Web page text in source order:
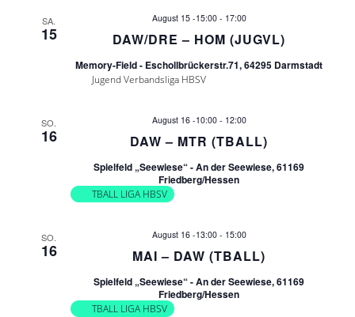
u
c
N
SA.
15 DAW/DRE – HOM (JUGVL)
August 15 -15:00- 17:00
Memory-Field - Eschollbrückerstr.71, 64295 Darmstadt
Jugend Verbandsliga HBSV
SO.
16 DAW – MTR (TBALL)
August 16 -10:00- 12:00
Spielfeld „Seewiese“ - An der Seewiese, 61169
Friedberg/Hessen
TBALL LIGA HBSV
SO.
16 MAI – DAW (TBALL)
August 16 -13:00- 15:00
Spielfeld „Seewiese“ - An der Seewiese, 61169
Friedberg/Hessen
TBALL LIGA HBSV